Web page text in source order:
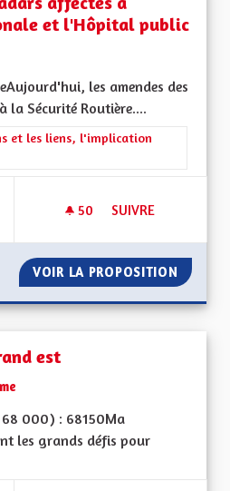
et l'Hôpital public
les amendes des
la Sécurité Routière....
catégorie : Les solidarités, les soins
et les liens, l'implication
50 50 ABONNÉS
SUIVRE
VOIR LA PROPOSITION LES
est
68 000) : 68150Ma
les grands défis pour